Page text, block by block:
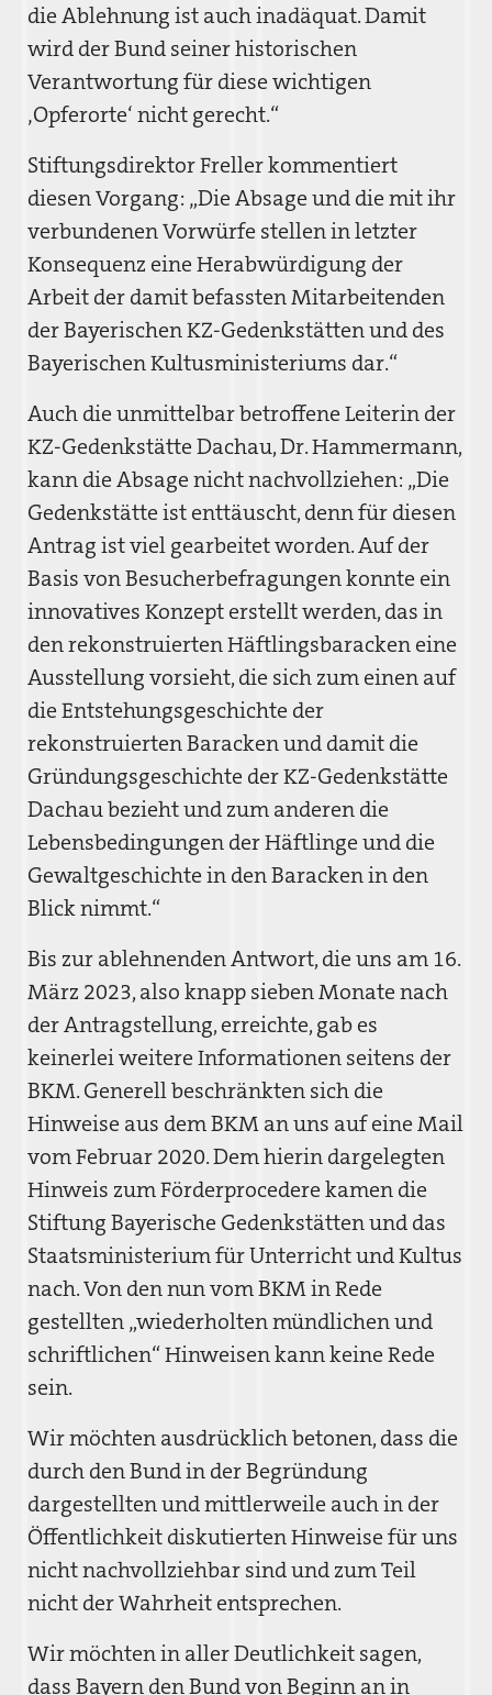
die Ablehnung ist auch inadäquat. Damit
wird der Bund seiner historischen
Verantwortung für diese wichtigen
‚Opferorte‘ nicht gerecht.“
Stiftungsdirektor Freller kommentiert
diesen Vorgang: „Die Absage und die mit ihr
verbundenen Vorwürfe stellen in letzter
Konsequenz eine Herabwürdigung der
Arbeit der damit befassten Mitarbeitenden
der Bayerischen KZ-Gedenkstätten und des
Bayerischen Kultusministeriums dar.“
Auch die unmittelbar betroffene Leiterin der
KZ-Gedenkstätte Dachau, Dr. Hammermann,
kann die Absage nicht nachvollziehen: „Die
Gedenkstätte ist enttäuscht, denn für diesen
Antrag ist viel gearbeitet worden. Auf der
Basis von Besucherbefragungen konnte ein
innovatives Konzept erstellt werden, das in
den rekonstruierten Häftlingsbaracken eine
Ausstellung vorsieht, die sich zum einen auf
die Entstehungsgeschichte der
rekonstruierten Baracken und damit die
Gründungsgeschichte der KZ-Gedenkstätte
Dachau bezieht und zum anderen die
Lebensbedingungen der Häftlinge und die
Gewaltgeschichte in den Baracken in den
Blick nimmt.“
Bis zur ablehnenden Antwort, die uns am 16.
März 2023, also knapp sieben Monate nach
der Antragstellung, erreichte, gab es
keinerlei weitere Informationen seitens der
BKM. Generell beschränkten sich die
Hinweise aus dem BKM an uns auf eine Mail
vom Februar 2020. Dem hierin dargelegten
Hinweis zum Förderprocedere kamen die
Stiftung Bayerische Gedenkstätten und das
Staatsministerium für Unterricht und Kultus
nach. Von den nun vom BKM in Rede
gestellten „wiederholten mündlichen und
schriftlichen“ Hinweisen kann keine Rede
sein.
Wir möchten ausdrücklich betonen, dass die
durch den Bund in der Begründung
dargestellten und mittlerweile auch in der
Öffentlichkeit diskutierten Hinweise für uns
nicht nachvollziehbar sind und zum Teil
nicht der Wahrheit entsprechen.
Wir möchten in aller Deutlichkeit sagen,
dass Bayern den Bund von Beginn an in